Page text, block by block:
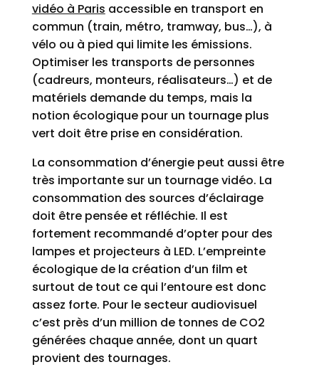
vidéo à Paris accessible en transport en
commun (train, métro, tramway, bus…), à
vélo ou à pied qui limite les émissions.
Optimiser les transports de personnes
(cadreurs, monteurs, réalisateurs…) et de
matériels demande du temps, mais la
notion écologique pour un tournage plus
vert doit être prise en considération.
La consommation d’énergie peut aussi être
très importante sur un tournage vidéo. La
consommation des sources d’éclairage
doit être pensée et réfléchie. Il est
fortement recommandé d’opter pour des
lampes et projecteurs à LED. L’empreinte
écologique de la création d’un film et
surtout de tout ce qui l’entoure est donc
assez forte. Pour le secteur audiovisuel
c’est près d’un million de tonnes de CO2
générées chaque année, dont un quart
provient des tournages.